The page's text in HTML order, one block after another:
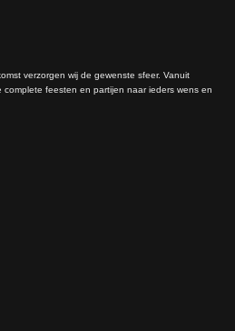
verzorgen wij de gewenste sfeer. Vanuit
feesten en partijen naar ieders wens en